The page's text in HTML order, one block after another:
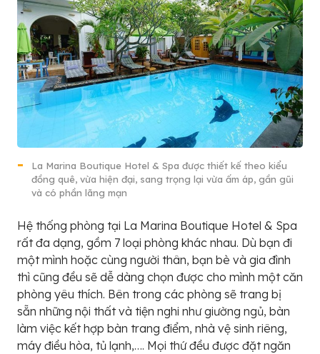
La Marina Boutique Hotel & Spa được thiết kế theo kiểu
đồng quê, vừa hiện đại, sang trọng lại vừa ấm áp, gần gũi
và có phần lãng mạn
Hệ thống phòng tại La Marina Boutique Hotel & Spa
rất đa dạng, gồm 7 loại phòng khác nhau. Dù bạn đi
một mình hoặc cùng người thân, bạn bè và gia đình
thì cũng đều sẽ dễ dàng chọn được cho mình một căn
phòng yêu thích. Bên trong các phòng sẽ trang bị
sẵn những nội thất và tiện nghi như giường ngủ, bàn
làm việc kết hợp bàn trang điểm, nhà vệ sinh riêng,
máy điều hòa, tủ lạnh,…. Mọi thứ đều được đặt ngăn